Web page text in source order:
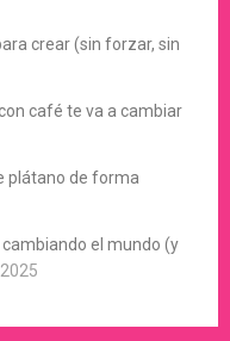
crear (sin forzar, sin
café te va a cambiar
plátano de forma
el mundo (y